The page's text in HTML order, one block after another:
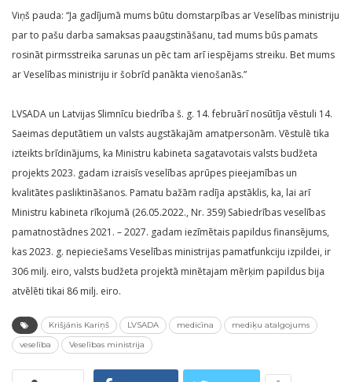
Viņš pauda: “Ja gadījumā mums būtu domstarpības ar Veselības ministriju
par to pašu darba samaksas paaugstināšanu, tad mums būs pamats
rosināt pirmsstreika sarunas un pēc tam arī iespējams streiku. Bet mums
ar Veselības ministriju ir šobrīd panākta vienošanās.”
LVSADA un Latvijas Slimnīcu biedrība š. g. 14. februārī nosūtīja vēstuli 14.
Saeimas deputātiem un valsts augstākajām amatpersonām. Vēstulē tika
izteikts brīdinājums, ka Ministru kabineta sagatavotais valsts budžeta
projekts 2023. gadam izraisīs veselības aprūpes pieejamības un
kvalitātes pasliktināšanos. Pamatu bažām radīja apstāklis, ka, lai arī
Ministru kabineta rīkojumā (26.05.2022., Nr. 359) Sabiedrības veselības
pamatnostādnes 2021. – 2027. gadam iezīmētais papildus finansējums,
kas 2023. g. nepieciešams Veselības ministrijas pamatfunkciju izpildei, ir
306 milj. eiro, valsts budžeta projektā minētajam mērķim papildus bija
atvēlēti tikai 86 milj. eiro.
Krišjānis Kariņš LVSADA medicīna
mediķu atalgojums
veselība
Veselības ministrija